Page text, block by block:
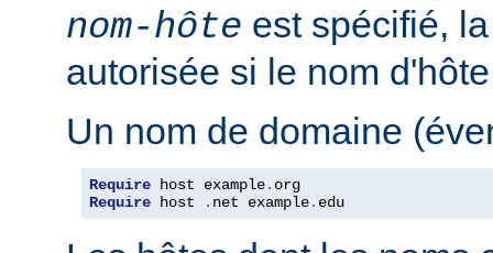
nom-hôte est spécifié,
autorisée si le nom
Un nom de domaine
Require host example.
Require host . net example. edu